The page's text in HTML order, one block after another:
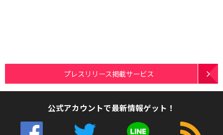
プレスリリース掲載サービス
公式アカウントで最新情報ゲット！